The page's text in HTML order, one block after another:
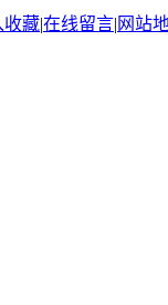
收藏|在线留言| 网站